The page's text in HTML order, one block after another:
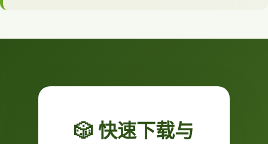
🎲 快速下载与